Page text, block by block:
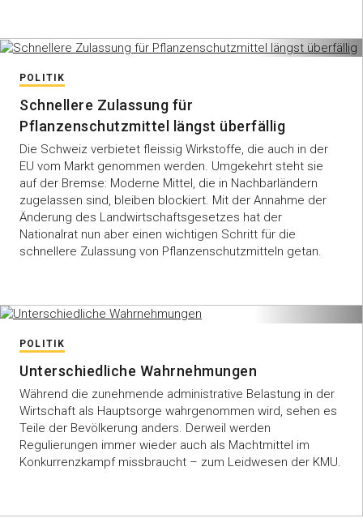
POLITIK
Schnellere Zulassung für
Pflanzenschutzmittel längst überfällig
Die Schweiz verbietet fleissig Wirkstoffe, die auch in der
EU vom Markt genommen werden. Umgekehrt steht sie
auf der Bremse: Moderne Mittel, die in Nachbarländern
zugelassen sind, bleiben blockiert. Mit der Annahme der
Änderung des Landwirtschaftsgesetzes hat der
Nationalrat nun aber einen wichtigen Schritt für die
schnellere Zulassung von Pflanzenschutzmitteln getan.
POLITIK
Unterschiedliche Wahrnehmungen
Während die zunehmende administrative Belastung in der
Wirtschaft als Hauptsorge wahrgenommen wird, sehen es
Teile der Bevölkerung anders. Derweil werden
Regulierungen immer wieder auch als Machtmittel im
Konkurrenzkampf missbraucht – zum Leidwesen der KMU.